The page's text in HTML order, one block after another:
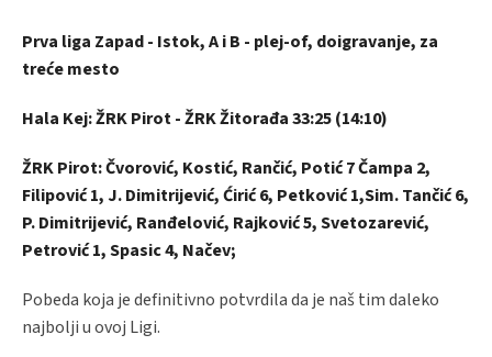
Prva liga Zapad - Istok, A i B - plej-of, doigravanje, za
treće mesto
Hala Kej: ŽRK Pirot - ŽRK Žitorađa 33:25 (14:10)
ŽRK Pirot: Čvorović, Kostić, Rančić, Potić 7 Čampa 2,
Filipović 1, J. Dimitrijević, Ćirić 6, Petković 1,Sim. Tančić 6,
P. Dimitrijević, Ranđelović, Rajković 5, Svetozarević,
Petrović 1, Spasic 4, Načev;
Pobeda koja je definitivno potvrdila da je naš tim daleko
najbolji u ovoj Ligi.